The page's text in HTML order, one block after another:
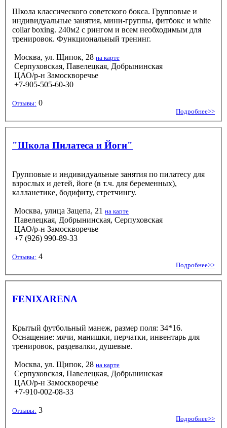
Школа классического советского бокса. Групповые и
индивидуальные занятия, мини-группы, фитбокс и white
collar boxing. 240м2 с рингом и всем необходимым для
тренировок. Функциональный тренинг.
Москва, ул. Щипок, 28 на карте
Серпуховская, Павелецкая, Добрынинская
ЦАО/р-н Замоскворечье
+7-905-505-60-30
Отзывы: 0
Подробнее>>
"Школа Пилатеса и Йоги"
Групповые и индивидуальные занятия по пилатесу для
взрослых и детей, йоге (в т.ч. для беременных),
калланетике, бодифиту, стретчингу.
Москва, улица Зацепа, 21 на карте
Павелецкая, Добрынинская, Серпуховская
ЦАО/р-н Замоскворечье
+7 (926) 990-89-33
Отзывы: 4
Подробнее>>
FENIXARENA
Крытый футбольный манеж, размер поля: 34*16.
Оснащение: мячи, манишки, перчатки, инвентарь для
тренировок, раздевалки, душевые.
Москва, ул. Щипок, 28 на карте
Серпуховская, Павелецкая, Добрынинская
ЦАО/р-н Замоскворечье
+7-910-002-08-33
Отзывы: 3
Подробнее>>